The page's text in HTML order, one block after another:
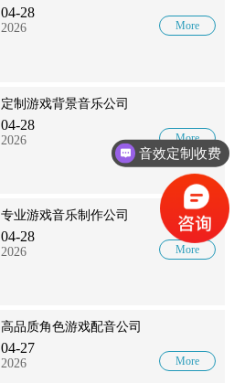
04-28
2026 More
定制游戏背景音乐公司
04-28
2026 More
专业游戏音乐制作公司
04-28
2026 More
高品质角色游戏配音公司
04-27
2026 More
音效定制收费